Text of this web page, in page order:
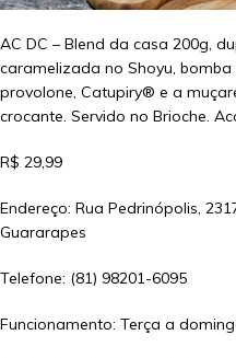
AC DC – Blend da casa 200g,
caramelizada no Shoyu,
provolone, Catupiry® e a
crocante. Servido no Brioche.
R$ 29,99
Endereço: Rua Pedrinópolis,
Guararapes
Telefone: (81) 98201-6095
Funcionamento: Terça a